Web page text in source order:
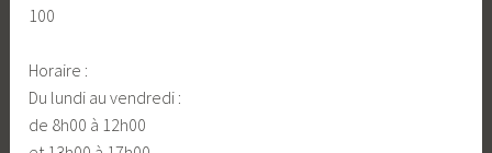
100
Horaire :
Du lundi au vendredi :
de 8h00 à 12h00